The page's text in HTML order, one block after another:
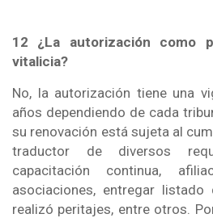
12 ¿La autorización como
vitalicia?
No, la autorización tiene una
años dependiendo de cada
su renovación está sujeta al
traductor de diversos
capacitación continua,
asociaciones, entregar
realizó peritajes, entre otros.